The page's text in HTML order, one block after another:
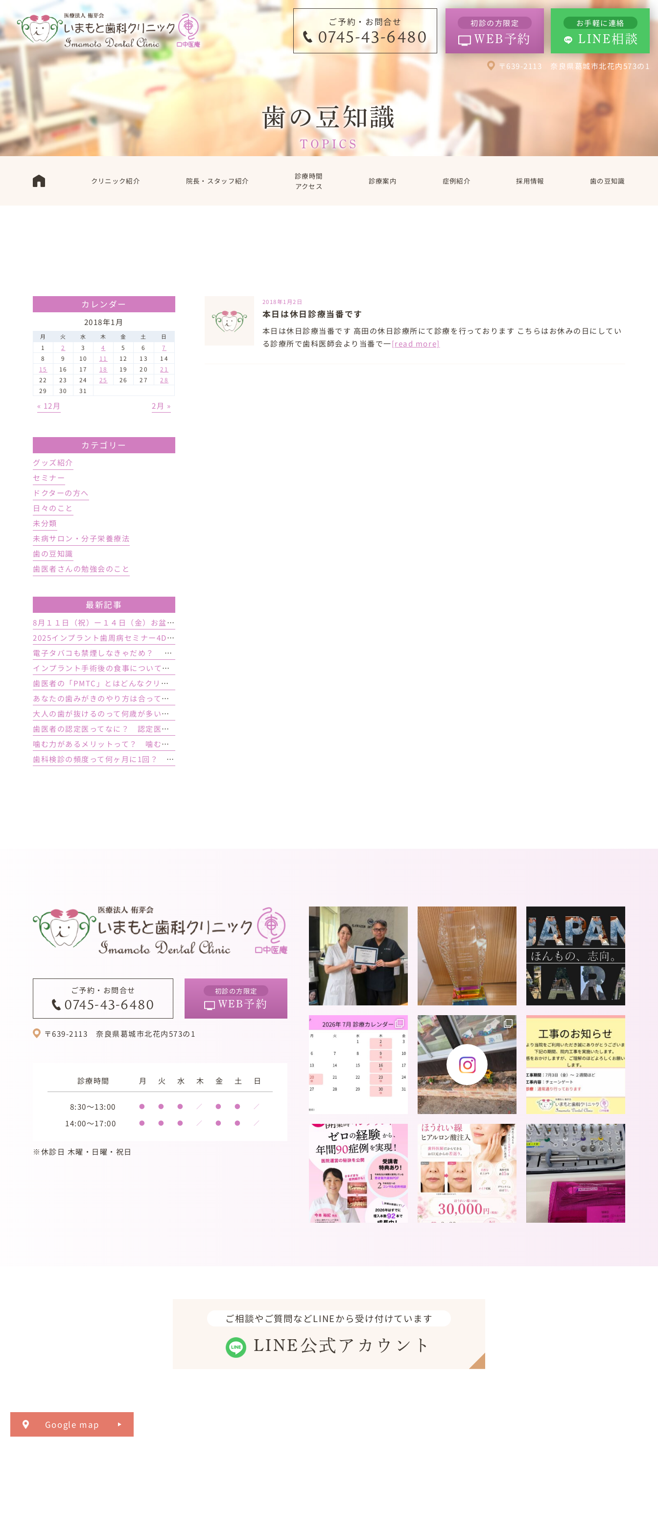
ご予約・お問合せ
0745-43-6480
初診の方限定
WEB予約
お手軽に連絡
LINE相談
〒639-2113 奈良県葛城市北花内573の1
歯の豆知識
TOPICS
クリニック紹介 院長・スタッフ紹介
診療時間
アクセス
診療案内 症例紹介 採用情報 歯の豆知識
2018年1月2日
本日は休日診療当番です
本日は休日診療当番です 高田の休日診療所にて診療を行っております こちらはお休みの日にしてい
る診療所で歯科医師会より当番で一[read more]
カレンダー
2018年1月
月 火 水 木 金 土 日
1 2 3 4 5 6
7
8
9 10 11 12 13
14
15
16 17 18 19 20
21
22
23 24 25 26 27
28
29
30 31
« 12月 2月 »
カテゴリー
グッズ紹介
セミナー
ドクターの方へ
日々のこと
未分類
未病サロン・分子栄養療法
歯の豆知識
歯医者さんの勉強会のこと
最新記事
8月１１日（祝）ー１４日（金）お盆休み １５日土曜日から診療しております
2025インプラント歯周病セミナー4DAY行いました
電子タバコも禁煙しなきゃだめ？ インプラント手術前後の喫煙が及ぼす影響とは？
インプラント手術後の食事について｜ 当日の注意点・いつから普通の食事ができる？
歯医者の「PMTC」とはどんなクリーニング？スケーリングとは何が違うの？
あなたの歯みがきのやり方は合っている？ 正しい歯みがき方法と間違った方法
大人の歯が抜けるのって何歳が多い？ 平均年齢と原因について
歯医者の認定医ってなに？ 認定医やインストラクターの資格を持つ歯医者のメリット
噛む力があるメリットって？ 噛む力が弱いとどうなるの？
歯科検診の頻度って何ヶ月に1回？ 定期検診って何するの？
ご予約・お問合せ
0745-43-6480
初診の方限定
WEB予約
〒639-2113奈良県葛城市北花内573の1
診療時間 月 火 水 木 金 土 日
8:30～13:00 ● ● ● ／ ● ● ／
14:00～17:00 ● ● ● ／ ● ● ／
※休診日 木曜・日曜・祝日
ご相談やご質問などLINEから受け付けています
LINE公式アカウント
Google map